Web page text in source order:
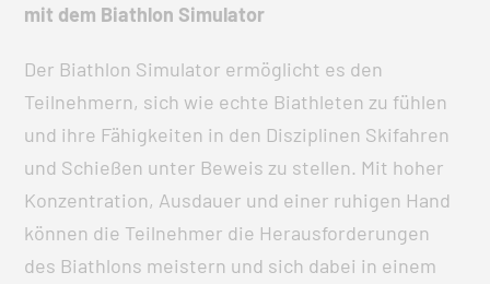
mit dem Biathlon Simulator
Der Biathlon Simulator ermöglicht es den
Teilnehmern, sich wie echte Biathleten zu fühlen
und ihre Fähigkeiten in den Disziplinen Skifahren
und Schießen unter Beweis zu stellen. Mit hoher
Konzentration, Ausdauer und einer ruhigen Hand
können die Teilnehmer die Herausforderungen
des Biathlons meistern und sich dabei in einem